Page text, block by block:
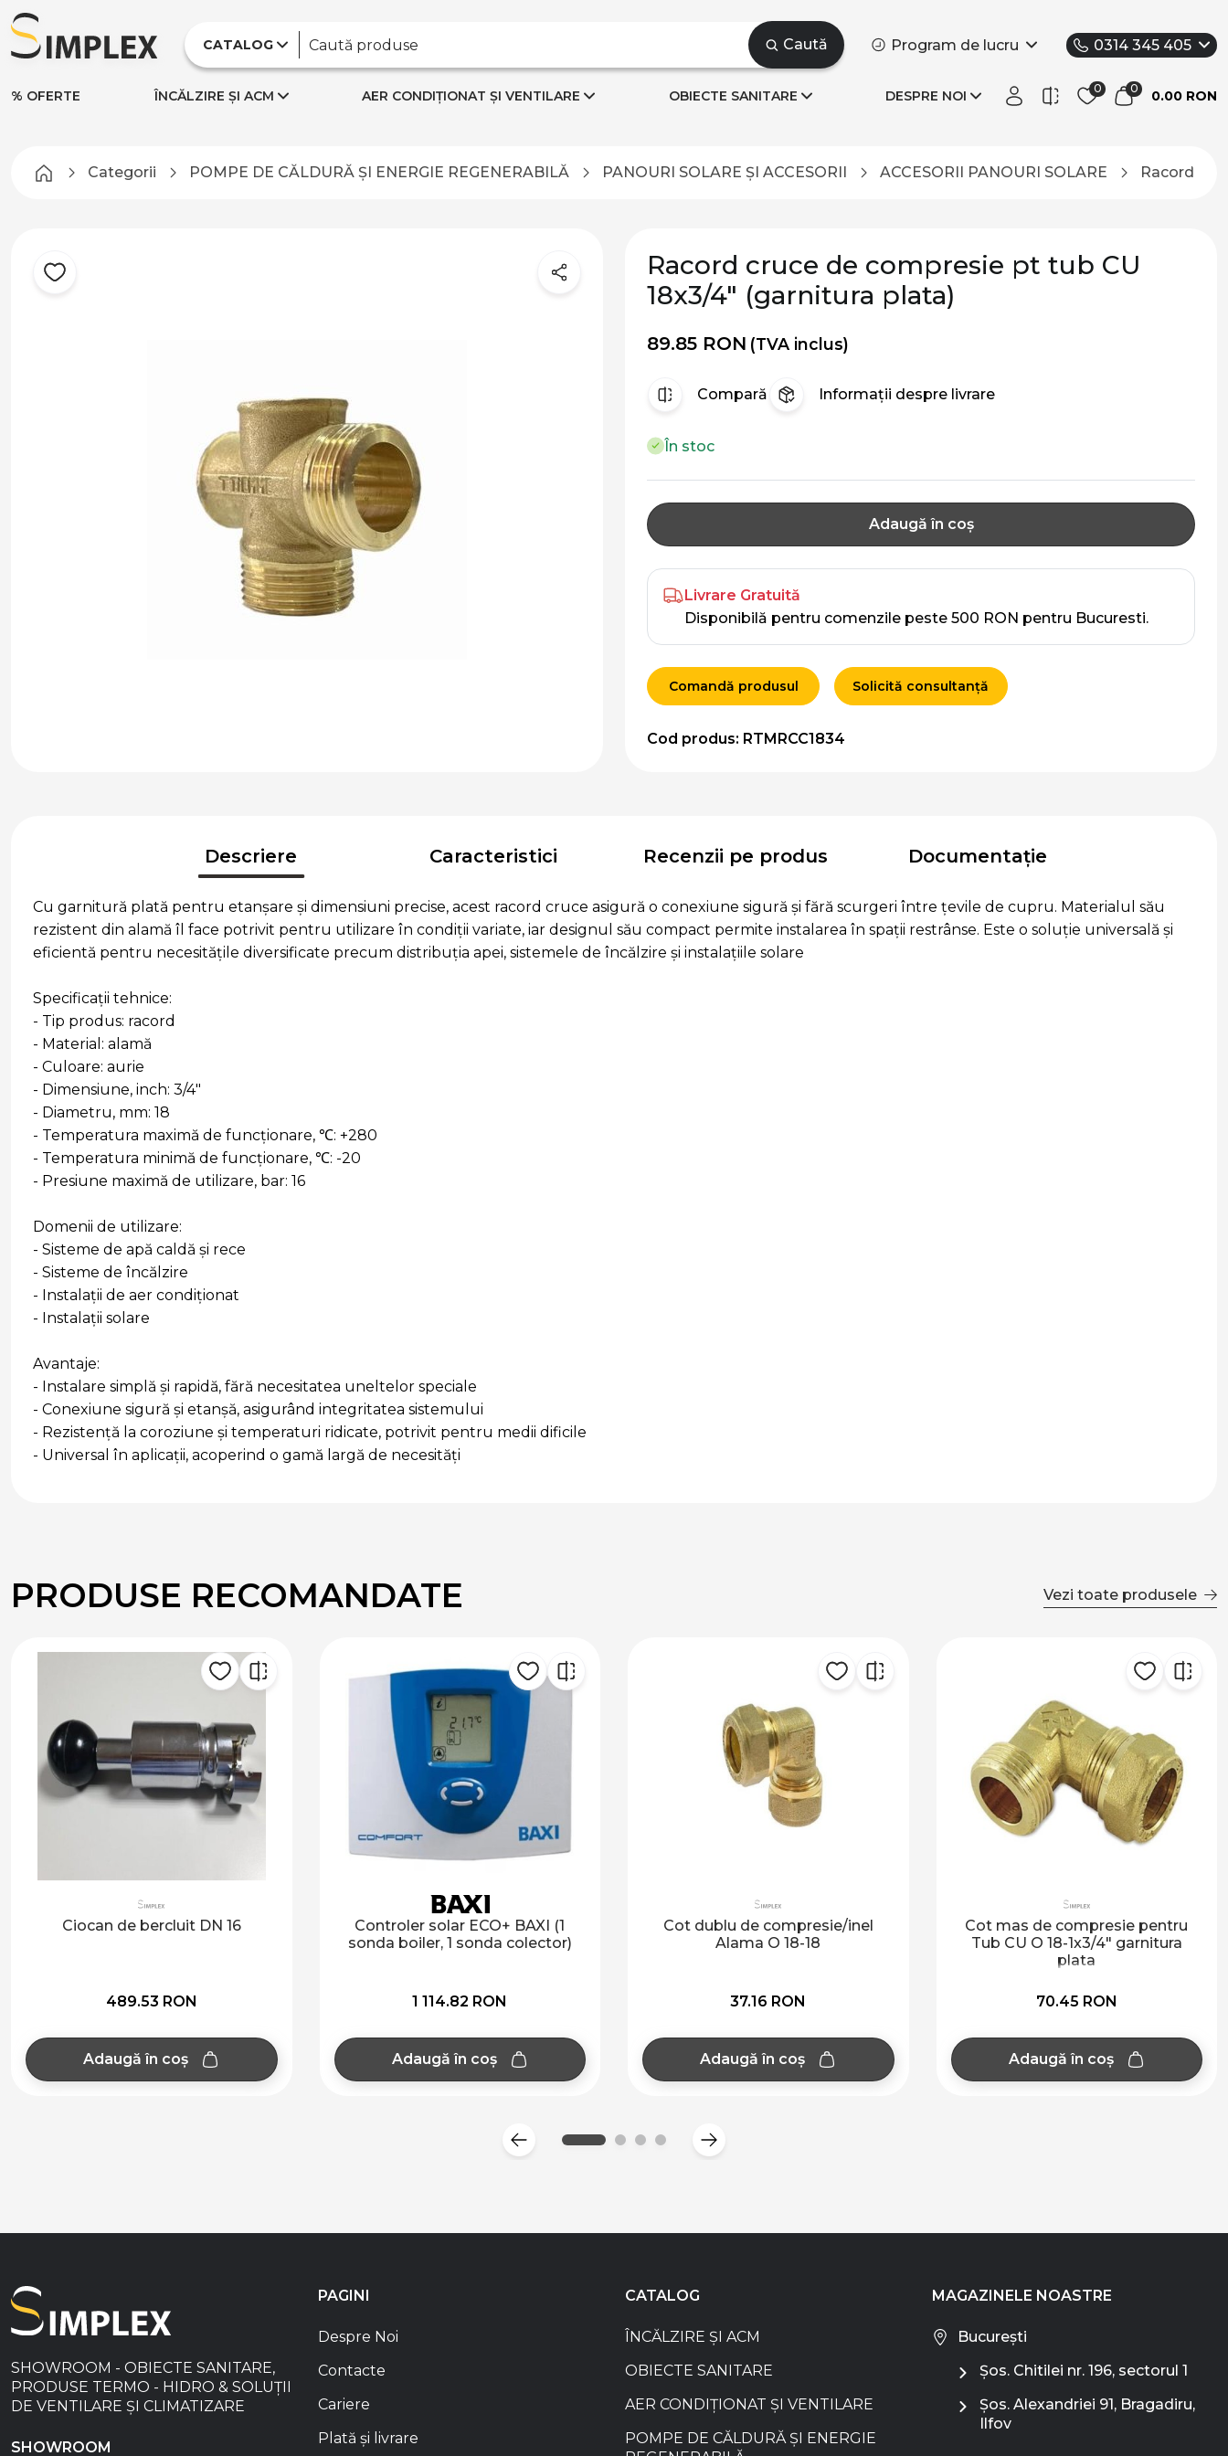
CATALOG Caută Program de lucru 0314 345 405
% OFERTE ÎNCĂLZIRE ȘI ACM AER CONDIȚIONAT ȘI VENTILARE OBIECTE SANITARE DESPRE NOI 0.00 RON
Categorii POMPE DE CĂLDURĂ ȘI ENERGIE REGENERABILĂ PANOURI SOLARE ȘI ACCESORII ACCESORII PANOURI SOLARE Racord
Racord cruce de compresie pt tub CU
18x3/4" (garnitura plata)
89.85 RON (TVA inclus)
Compară Informații despre livrare
În stoc
Adaugă în coș
Livrare Gratuită
Disponibilă pentru comenzile peste 500 RON pentru Bucuresti.
Comandă produsul Solicită consultanță
Cod produs: RTMRCC1834
Descriere Caracteristici Recenzii pe produs Documentație
Cu garnitură plată pentru etanșare și dimensiuni precise, acest racord cruce asigură o conexiune sigură și fără scurgeri între țevile de cupru. Materialul său
rezistent din alamă îl face potrivit pentru utilizare în condiții variate, iar designul său compact permite instalarea în spații restrânse. Este o soluție universală și
eficientă pentru necesitățile diversificate precum distribuția apei, sistemele de încălzire și instalațiile solare
Specificații tehnice:
- Tip produs: racord
- Material: alamă
- Culoare: aurie
- Dimensiune, inch: 3/4"
- Diametru, mm: 18
- Temperatura maximă de funcționare, ℃: +280
- Temperatura minimă de funcționare, ℃: -20
- Presiune maximă de utilizare, bar: 16
Domenii de utilizare:
- Sisteme de apă caldă și rece
- Sisteme de încălzire
- Instalații de aer condiționat
- Instalații solare
Avantaje:
- Instalare simplă și rapidă, fără necesitatea uneltelor speciale
- Conexiune sigură și etanșă, asigurând integritatea sistemului
- Rezistență la coroziune și temperaturi ridicate, potrivit pentru medii dificile
- Universal în aplicații, acoperind o gamă largă de necesități
PRODUSE RECOMANDATE Vezi toate produsele
Controler solar ECO+ BAXI (1
1 114.82 RON
Adaugă în coș
Cot dublu de compresie/inel
Alama O 18-18
37.16 RON
Adaugă în coș
Cot mas de compresie pentru
Tub CU O 18-1x3/4" garnitura
70.45 RON
Adaugă în coș
Grup de pompare solar (fara
electronica) Baxi
3 327.78 RON
Adaugă în coș
SHOWROOM - OBIECTE SANITARE,
PRODUSE TERMO - HIDRO & SOLUȚII
DE VENTILARE ȘI CLIMATIZARE
SHOWROOM
PAGINI
Despre Noi
Contacte
Cariere
Plată și livrare
CATALOG
ÎNCĂLZIRE ȘI ACM
OBIECTE SANITARE
AER CONDIȚIONAT ȘI VENTILARE
POMPE DE CĂLDURĂ ȘI ENERGIE
MAGAZINELE NOASTRE
București
Șos. Chitilei nr. 196, sectorul 1
Șos. Alexandriei 91, Bragadiru,
Ilfov